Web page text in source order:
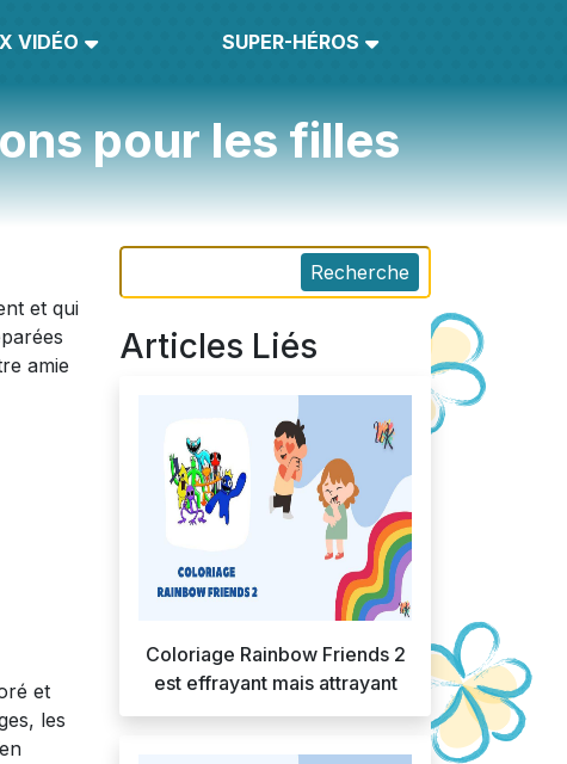
VIDÉO SUPER-HÉROS
pour les filles
et qui
amie
et
les
Recherche
Articles Liés
Coloriage Rainbow Friends 2
est effrayant mais attrayant